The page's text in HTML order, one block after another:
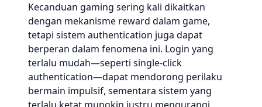
Kecanduan gaming sering kali dikaitkan
dengan mekanisme reward dalam game,
tetapi sistem authentication juga dapat
berperan dalam fenomena ini. Login yang
terlalu mudah—seperti single-click
authentication—dapat mendorong perilaku
bermain impulsif, sementara sistem yang